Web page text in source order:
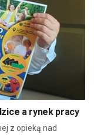
a rynek pracy
z opieką nad